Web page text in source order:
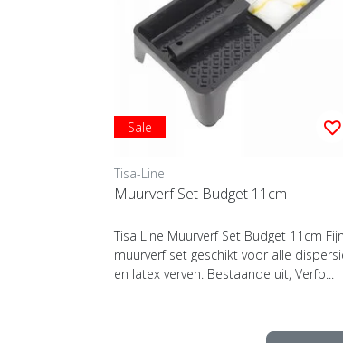
Sale
Tisa-Line
Muurverf Set Budget 11cm
Tisa Line Muurverf Set Budget 11cm
muurverf set geschikt voor alle
en latex verven. Bestaande uit, Verfb...